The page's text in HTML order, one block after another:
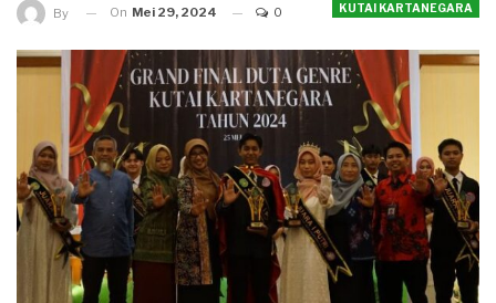
KUTAI KARTANEGARA
By On Mei 29, 2024 0